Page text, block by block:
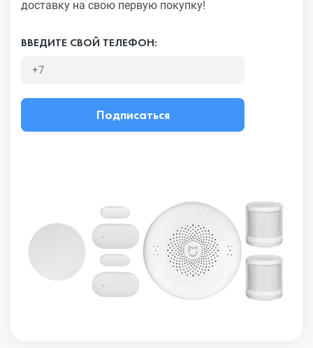
доставку на свою первую покупку!
ВВЕДИТЕ СВОЙ ТЕЛЕФОН:
Подписаться